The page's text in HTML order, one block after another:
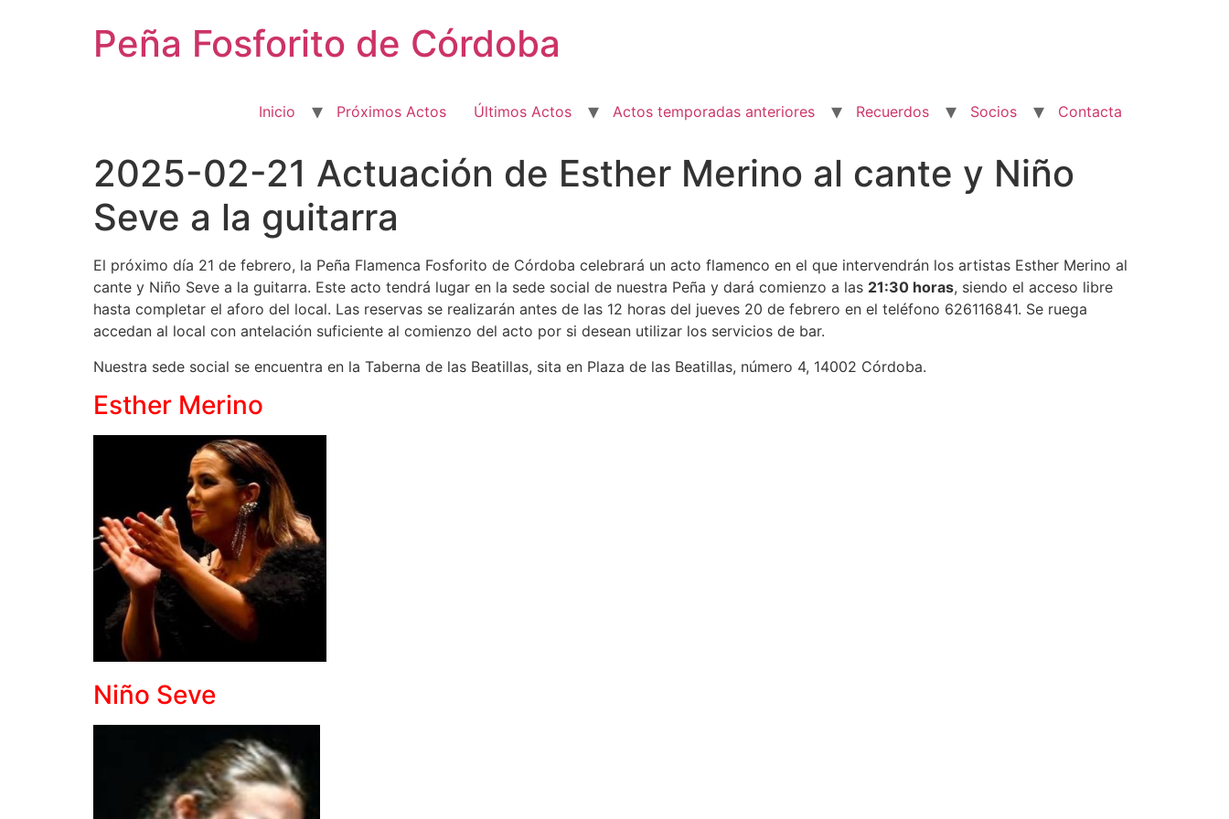
Peña Fosforito de Córdoba
Inicio Próximos Actos Últimos Actos Actos temporadas anteriores Recuerdos Socios Contacta
2025-02-21 Actuación de Esther Merino al cante y Niño
Seve a la guitarra
El próximo día 21 de febrero, la Peña Flamenca Fosforito de Córdoba celebrará un acto flamenco en el que intervendrán los artistas Esther Merino al
cante y Niño Seve a la guitarra. Este acto tendrá lugar en la sede social de nuestra Peña y dará comienzo a las 21:30 horas, siendo el acceso libre
hasta completar el aforo del local. Las reservas se realizarán antes de las 12 horas del jueves 20 de febrero en el teléfono 626116841. Se ruega
accedan al local con antelación suficiente al comienzo del acto por si desean utilizar los servicios de bar.
Nuestra sede social se encuentra en la Taberna de las Beatillas, sita en Plaza de las Beatillas, número 4, 14002 Córdoba.
Esther Merino
Niño Seve